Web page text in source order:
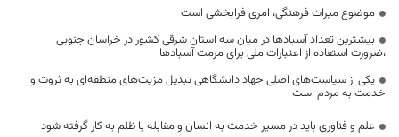
موضوع میراث فرهنگی، امری فرابخشی است
بیشترین تعداد آسبادها در میان سه استان شرقی کشور در خراسان جنوبی
،ضرورت استفاده از اعتبارات ملی برای مرمت آسبادها
یکی از سیاست‌های اصلی جهاد دانشگاهی تبدیل مزیت‌های منطقه‌ای به ثروت و
خدمت به مردم است
علم و فناوری باید در مسیر خدمت به انسان و مقابله با ظلم به کار گرفته شود